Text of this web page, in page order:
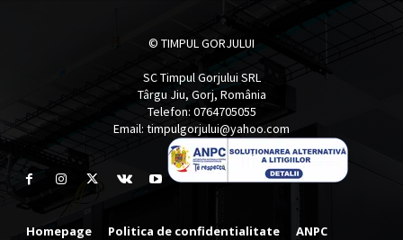
© TIMPUL GORJULUI
SC Timpul Gorjului SRL
Târgu Jiu, Gorj, România
Telefon: 0764705055
Email: timpulgorjului@yahoo.com
Homepage Politica de confidentialitate ANPC